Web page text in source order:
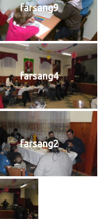
farsang9
farsang4
farsang2